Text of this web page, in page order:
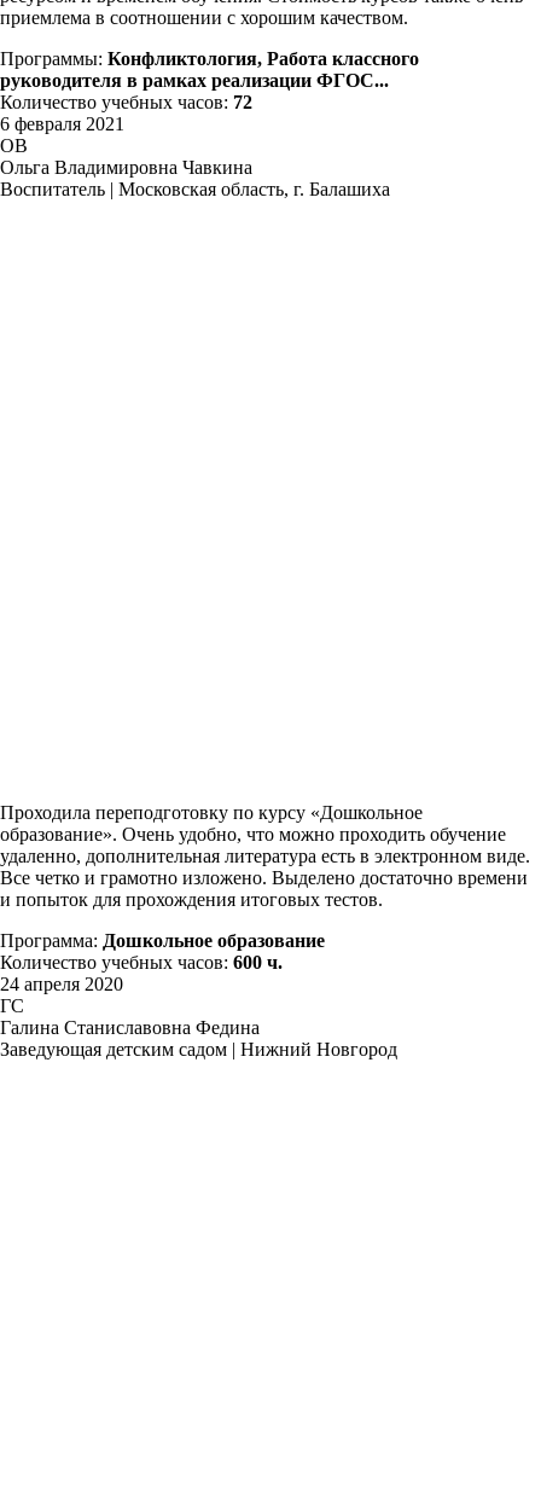
приемлема в соотношении с хорошим качеством.
Программы: Конфликтология, Работа классного
руководителя в рамках реализации ФГОС...
Количество учебных часов: 72
6 февраля 2021
ОВ
Ольга Владимировна Чавкина
Воспитатель | Московская область, г. Балашиха
Проходила переподготовку по курсу «Дошкольное
образование». Очень удобно, что можно проходить обучение
удаленно, дополнительная литература есть в электронном виде.
Все четко и грамотно изложено. Выделено достаточно времени
и попыток для прохождения итоговых тестов.
Программа: Дошкольное образование
Количество учебных часов: 600 ч.
24 апреля 2020
ГС
Галина Станиславовна Федина
Заведующая детским садом | Нижний Новгород